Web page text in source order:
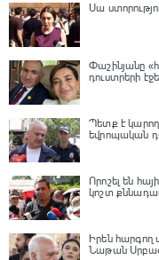
Սա
Փաշինյանը
դուստրերի
Պետք է
եվրոպական
Որոշել են
կոշտ
Իրեն հարգող
Նաթան